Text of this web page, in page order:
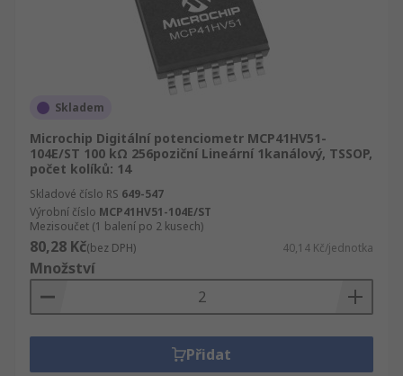
Skladem
Microchip Digitální potenciometr MCP41HV51-
104E/ST 100 kΩ 256poziční Lineární 1kanálový, TSSOP,
počet kolíků: 14
Skladové číslo RS 649-547
Výrobní číslo MCP41HV51-104E/ST
Mezisoučet (1 balení po 2 kusech)
80,28 Kč(bez DPH) 40,14 Kč/jednotka
Množství
Přidat